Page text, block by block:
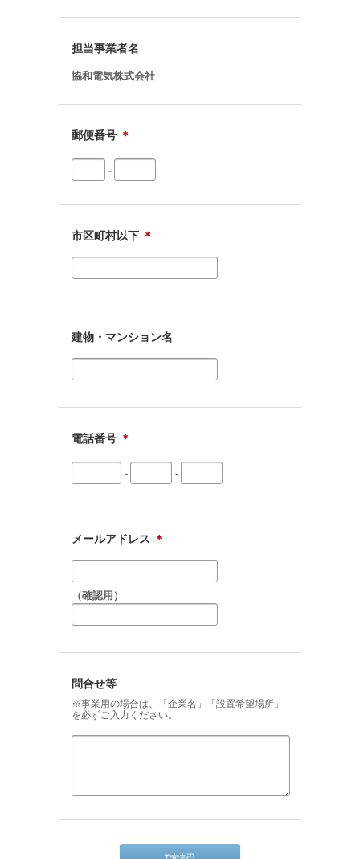
担当事業者名
協和電気株式会社
郵便番号 ＊
-
市区町村以下 ＊
建物・マンション名
電話番号 ＊
- -
メールアドレス ＊
（確認用）
問合せ等
※事業用の場合は、「企業名」「設置希望場所」
を必ずご入力ください。